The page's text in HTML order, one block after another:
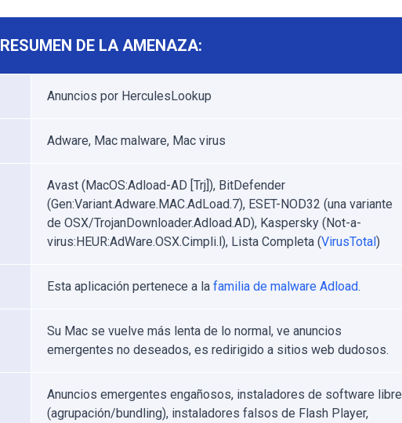
RESUMEN DE LA AMENAZA:
Anuncios por HerculesLookup
Adware, Mac malware, Mac virus
Avast (MacOS:Adload-AD [Trj]), BitDefender
(Gen:Variant.Adware.MAC.AdLoad.7), ESET-NOD32 (una variante
de OSX/TrojanDownloader.Adload.AD), Kaspersky (Not-a-
virus:HEUR:AdWare.OSX.Cimpli.l), Lista Completa (VirusTotal)
Esta aplicación pertenece a la familia de malware Adload.
Su Mac se vuelve más lenta de lo normal, ve anuncios
emergentes no deseados, es redirigido a sitios web dudosos.
Anuncios emergentes engañosos, instaladores de software libre
(agrupación/bundling), instaladores falsos de Flash Player,